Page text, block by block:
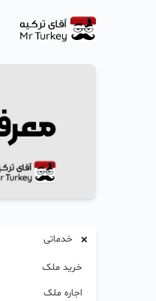
خدماتی
خرید ملک
اجاره ملک